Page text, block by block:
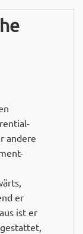
andere
er
ist er